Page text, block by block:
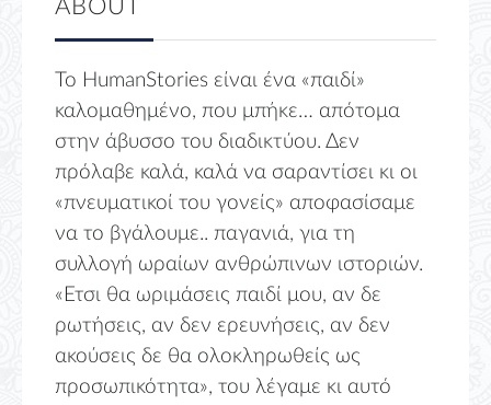
ABOUT
Το HumanStories είναι ένα «παιδί»
καλομαθημένο, που μπήκε… απότομα
στην άβυσσο του διαδικτύου. Δεν
πρόλαβε καλά, καλά να σαραντίσει κι οι
«πνευματικοί του γονείς» αποφασίσαμε
να το βγάλουμε.. παγανιά, για τη
συλλογή ωραίων ανθρώπινων ιστοριών.
«Ετσι θα ωριμάσεις παιδί μου, αν δε
ρωτήσεις, αν δεν ερευνήσεις, αν δεν
ακούσεις δε θα ολοκληρωθείς ως
προσωπικότητα», του λέγαμε κι αυτό